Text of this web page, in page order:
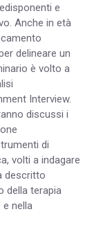
e
Anche in età
delineare un
è volto a
Interview.
discussi i
di
volti a indagare
descritto
della terapia
nella